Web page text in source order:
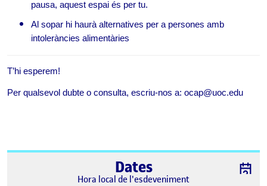
pausa, aquest espai és per tu.
Al sopar hi haurà alternatives per a persones amb
intoleràncies alimentàries
T’hi esperem!
Per qualsevol dubte o consulta, escriu-nos a: ocap@uoc.edu
Dates
Hora local de l'esdeveniment